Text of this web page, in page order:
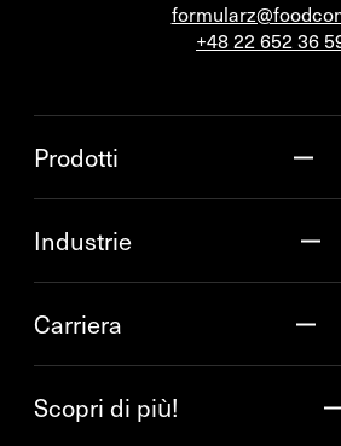
+48 22 652 36
Prodotti
Industrie
Carriera
Scopri di più!